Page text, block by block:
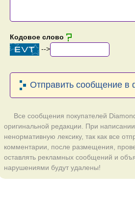
Кодовое слово
-->
Отправить сообщение в
Все сообщения покупателей
оригинальной редакции. При
ненормативную лексику, так как все
комментарии, после размещения,
оставлять рекламных сообщений и
нарушениями будут удалены!